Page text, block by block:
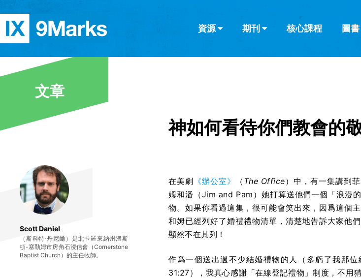
資源 期刊 核心課程 圖書
查看全部
查看全部
简体中文
文章
Scott Daniel
（斯科特·丹尼爾）是北卡羅來納州溫斯
頓-塞勒姆市房角石浸信會（Cornerstone
Baptist Church）的主任牧師。
神如何看待你們教會的
在美劇 《辦公室》 （ The Office）中，有一集講到
姆和潘（Jim and Pam）她打算送他們一個「浪漫
物。如果你看過這集，很可能會笑出來，因爲這個
和姆已經列好了婚禮禮物清單，清楚地告訴大家他
顯然不在其列！
作爲一個送出過不少結婚禮物的人（多虧了我那
31:27），我真心感謝「在線登記禮物」制度，不用